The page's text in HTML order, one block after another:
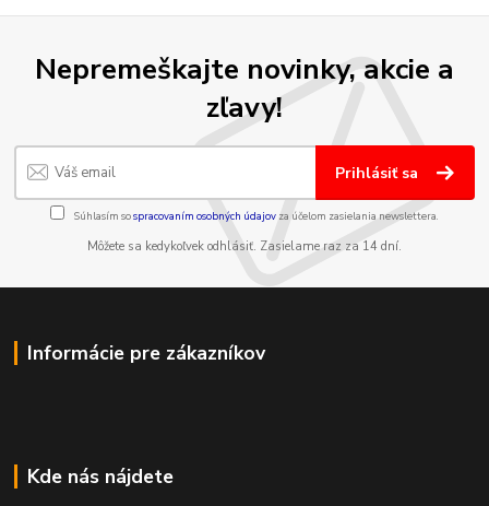
Nepremeškajte novinky, akcie a
zľavy!
Prihlásiť sa
Súhlasím sospracovaním osobných údajov za účelom zasielania newslettera.
Môžete sa kedykoľvek odhlásiť. Zasielame raz za 14 dní.
Informácie pre zákazníkov
Kde nás nájdete